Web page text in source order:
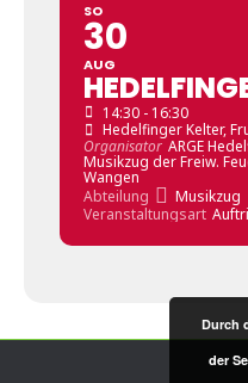
SO
30
AUG
14:30 - 16:30
Hedelfinger Kelter,
Organisator ARGE
Musikzug der Freiw.
Wangen
Abteilung
Musikzug
Veranstaltungsart
Durch
der